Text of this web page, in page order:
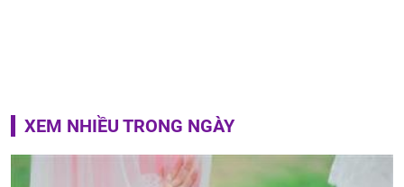
XEM NHIỀU TRONG NGÀY